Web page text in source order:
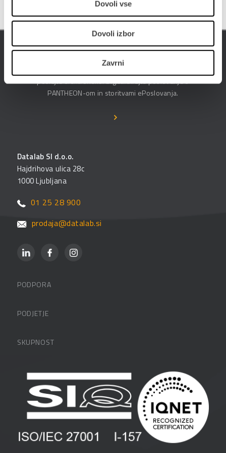
Dovoli vse
Dovoli izbor
Zavrni
ePoslovanje
Poslujte hitreje, bolj prilagodljivo in enostavneje -
poslujte elektronsko. Digitalizirajte poslovanje s
PANTHEON-om in storitvami ePoslovanja.
Datalab SI d.o.o.
Hajdrihova ulica 28c
1000 Ljubljana
01 25 28 900
prodaja@datalab.si
PODPORA
FAQ – pogosta vprašanja
PODJETJE
Zaposlitev
Vlagatelji
Pogoji in pogodbe
SKUPNOST
Blog
Spletni seminarji